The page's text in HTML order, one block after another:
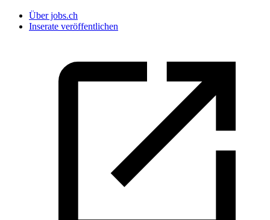
Über jobs.ch
Inserate veröffentlichen